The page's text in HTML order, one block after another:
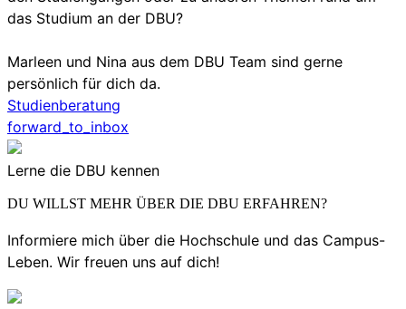
das Studium an der DBU?
Marleen und Nina aus dem DBU Team sind gerne
persönlich für dich da.
Studienberatung
forward_to_inbox
Lerne die DBU kennen
DU WILLST MEHR ÜBER DIE DBU ERFAHREN?
Informiere mich über die Hochschule und das Campus-
Leben. Wir freuen uns auf dich!